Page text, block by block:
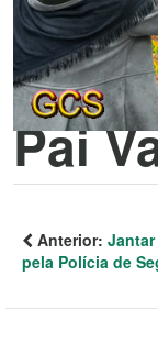
Pai
Anterior:
pela Polícia de